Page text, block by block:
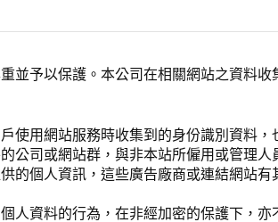
並予以保護。本公司在相關網站之資料
使用網站服務時收集到的身份識別資料
公司或網站群，與非本站所僱用或管理
的個人資訊，這些廣告廠商或連結網站
人資料的行為，在非經加密的保護下，亦